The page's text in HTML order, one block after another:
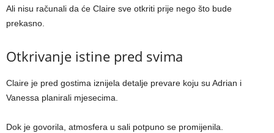
Ali nisu računali da će Claire sve otkriti prije nego što bude
prekasno.
Otkrivanje istine pred svima
Claire je pred gostima iznijela detalje prevare koju su Adrian i
Vanessa planirali mjesecima.
Dok je govorila, atmosfera u sali potpuno se promijenila.